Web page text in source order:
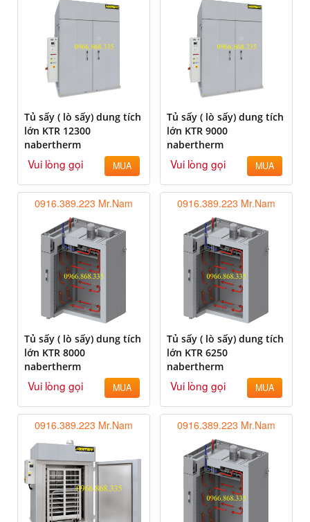
Tủ sấy ( lò sấy) dung tích
lớn KTR 12300
nabertherm
Vui lòng gọi MUA
Tủ sấy ( lò sấy) dung tích
lớn KTR 9000
nabertherm
Vui lòng gọi MUA
0916.389.223 Mr.Nam
Tủ sấy ( lò sấy) dung tích
lớn KTR 8000
nabertherm
Vui lòng gọi MUA
0916.389.223 Mr.Nam
Tủ sấy ( lò sấy) dung tích
lớn KTR 6250
nabertherm
Vui lòng gọi MUA
0916.389.223 Mr.Nam 0916.389.223 Mr.Nam